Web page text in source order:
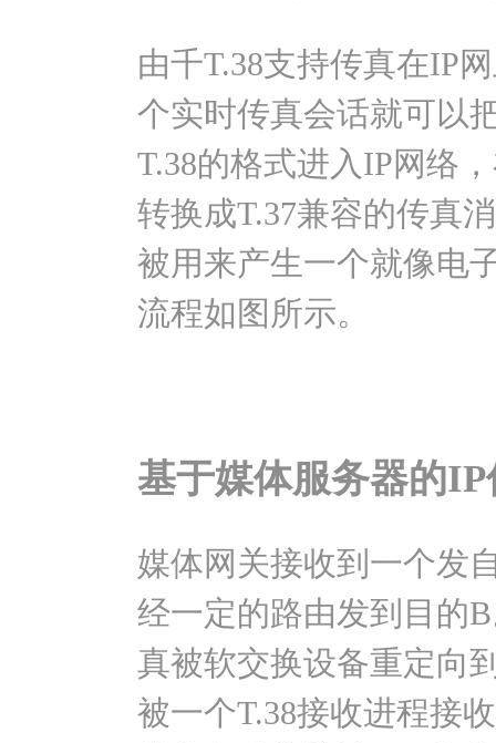
由千T.38支持传真在IP
个实时传真会话就可以
T.38的格式进入IP网络
转换成T.37兼容的传真
被用来产生一个就像电
流程如图所示。
基于媒体服务器的
媒体网关接收到一个发
经一定的路由发到目的
真被软交换设备重定向
被一个T.38接收进程接